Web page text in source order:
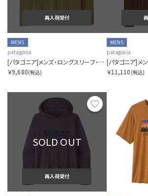
再入荷受付
MENS
patagonia
[パタゴニア]メンズ・ロングスリーブ・キャプリーン・クール・デイリー・シャツ（グレート・ウェーブス）
￥9,680(税込)
MENS
patagonia
￥11,110 (税込)
お気に入り
SOLD OUT
再入荷受付